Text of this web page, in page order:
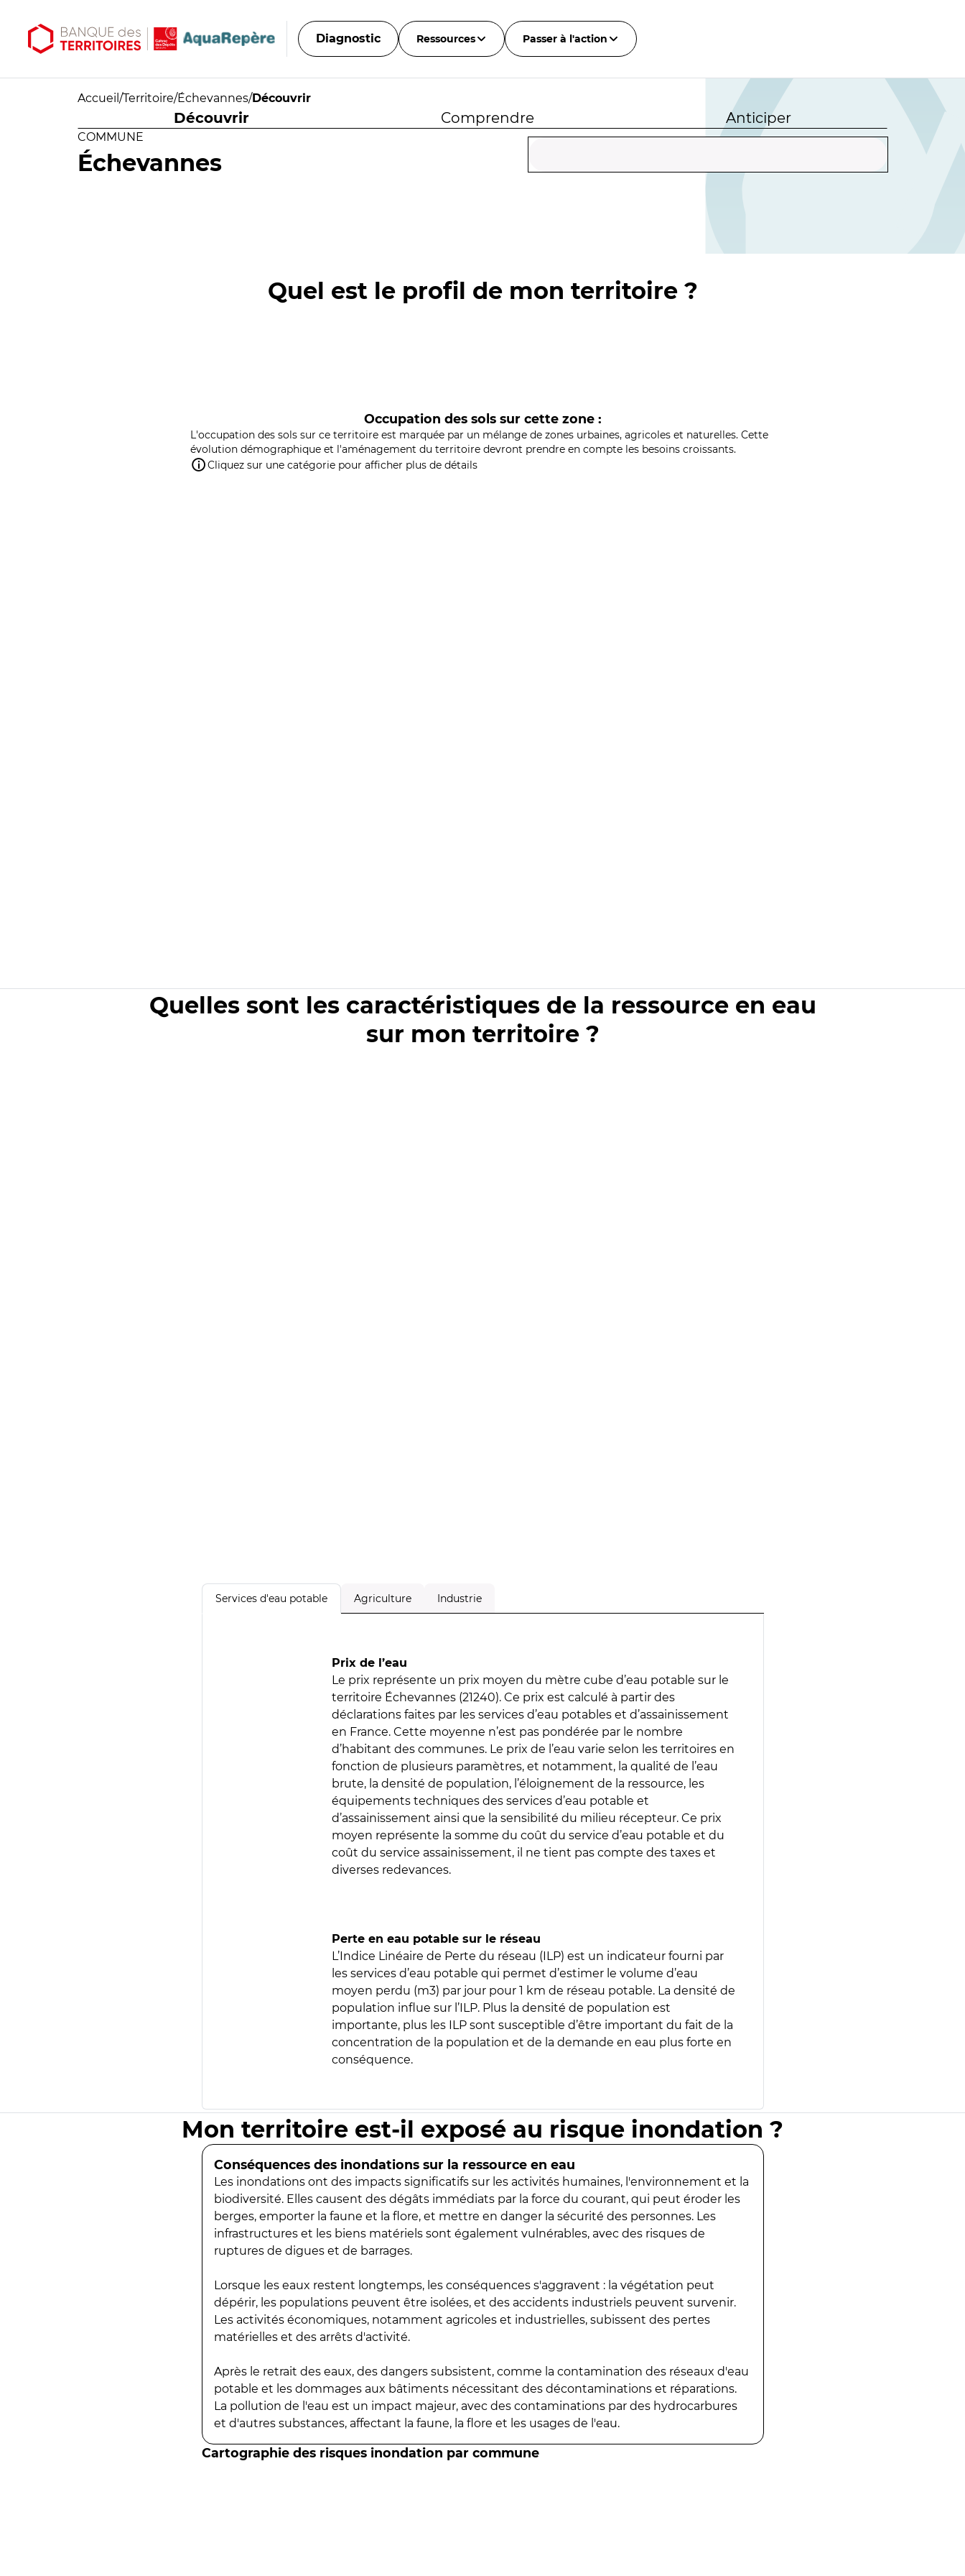
Diagnostic Ressources Passer à l'action
Accueil /Territoire/Échevannes/Découvrir
Découvrir Comprendre Anticiper
COMMUNE
Échevannes
Quel est le profil de mon territoire ?
Occupation des sols sur cette zone :
L'occupation des sols sur ce territoire est marquée par un mélange de zones urbaines, agricoles et naturelles. Cette
évolution démographique et l'aménagement du territoire devront prendre en compte les besoins croissants.
Cliquez sur une catégorie pour afficher plus de détails
Quelles sont les caractéristiques de la ressource en eau
sur mon territoire ?
Services d'eau potable Agriculture Industrie
Prix de l’eau
Le prix représente un prix moyen du mètre cube d’eau potable sur le
territoire Échevannes (21240). Ce prix est calculé à partir des
déclarations faites par les services d’eau potables et d’assainissement
en France. Cette moyenne n’est pas pondérée par le nombre
d’habitant des communes. Le prix de l’eau varie selon les territoires en
fonction de plusieurs paramètres, et notamment, la qualité de l’eau
brute, la densité de population, l’éloignement de la ressource, les
équipements techniques des services d’eau potable et
d’assainissement ainsi que la sensibilité du milieu récepteur. Ce prix
moyen représente la somme du coût du service d’eau potable et du
coût du service assainissement, il ne tient pas compte des taxes et
diverses redevances.
Perte en eau potable sur le réseau
L’Indice Linéaire de Perte du réseau (ILP) est un indicateur fourni par
les services d’eau potable qui permet d’estimer le volume d’eau
moyen perdu (m3) par jour pour 1 km de réseau potable. La densité de
population influe sur l’ILP. Plus la densité de population est
importante, plus les ILP sont susceptible d’être important du fait de la
concentration de la population et de la demande en eau plus forte en
conséquence.
Mon territoire est-il exposé au risque inondation ?
Conséquences des inondations sur la ressource en eau
Les inondations ont des impacts significatifs sur les activités humaines, l'environnement et la
biodiversité. Elles causent des dégâts immédiats par la force du courant, qui peut éroder les
berges, emporter la faune et la flore, et mettre en danger la sécurité des personnes. Les
infrastructures et les biens matériels sont également vulnérables, avec des risques de
ruptures de digues et de barrages.
Lorsque les eaux restent longtemps, les conséquences s'aggravent : la végétation peut
dépérir, les populations peuvent être isolées, et des accidents industriels peuvent survenir.
Les activités économiques, notamment agricoles et industrielles, subissent des pertes
matérielles et des arrêts d'activité.
Après le retrait des eaux, des dangers subsistent, comme la contamination des réseaux d'eau
potable et les dommages aux bâtiments nécessitant des décontaminations et réparations.
La pollution de l'eau est un impact majeur, avec des contaminations par des hydrocarbures
et d'autres substances, affectant la faune, la flore et les usages de l'eau.
Cartographie des risques inondation par commune